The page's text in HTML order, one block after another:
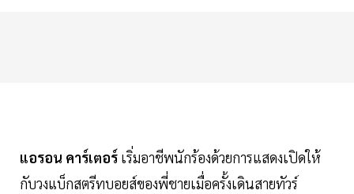
แอรอน คาร์เตอร์ เริ่มอาชีพนักร้องด้วยการแสดงเปิดให้
กับวงแบ็กสตรีทบอยส์ของพี่ชายเมื่อครั้งเดินสายทัวร์